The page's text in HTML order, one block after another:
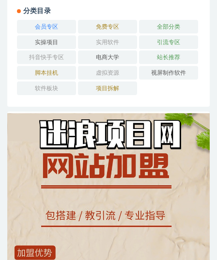
分类目录
会员专区 免费专区 全部分类
实操项目 实用软件 引流专区
抖音快手专区 电商大学 站长推荐
脚本挂机 虚拟资源 视屏制作软件
软件板块 项目拆解